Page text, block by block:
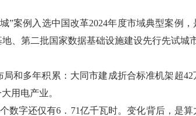
”案例入选中国改革2024年度市域典型案例
、第二批国家数据基础设施建设先行先试城
和多年积累：大同市建成折合标准机架超
用电产业。
数字还仅有6．71亿千瓦时。变化背后，是